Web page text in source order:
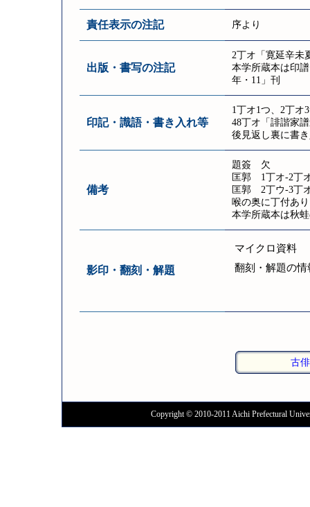
責任表示の注記 序より
出版・書写の注記
2丁オ「寛延辛未
本学所蔵本は印
年・11」刊
印記・識語・書き入れ等
1丁オ1つ、2丁オ
48丁オ「誹諧家
後見返し裏に書
備考
題簽 欠
匡郭 1丁オ-2丁
匡郭 2丁ウ-3丁
喉の奥に丁付あり
本学所蔵本は秋
影印・翻刻・解題
マイクロ資料
翻刻・解題の情
古
Copyright © 2010-2011 Aichi Prefectural